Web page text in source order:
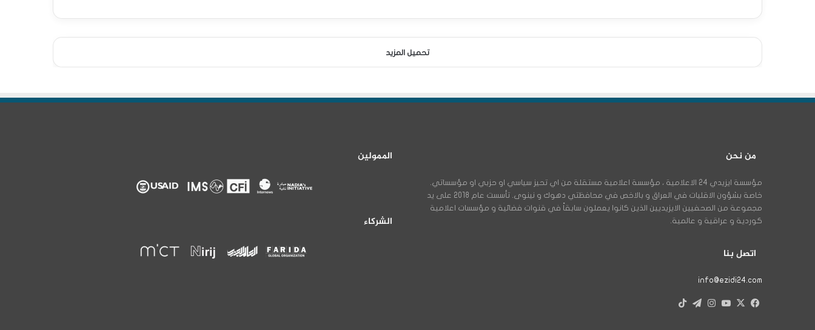
تحميل المزيد
من نحن
مؤسسة ايزيدي 24 الاعلامية ، مؤسسة اعلامية مستقلة من اي تحيز سياسي او حزبي او مؤسساتي.
خاصة بشؤون الاقليات في العراق و بالاخص في محافظتي دهوك و نينوى. تأسست عام 2018 على يد
مجموعة من الصحفيين الايزيديين الذين كانوا يعملون سابقاً في قنوات فضائية و مؤسسات اعلامية
كوردية و عراقية و عالمية.
اتصل بنا
info@ezidi24.com
فيسبوك
X يوتيوبانستقرام
تيلقرام
الممولين
الشركاء